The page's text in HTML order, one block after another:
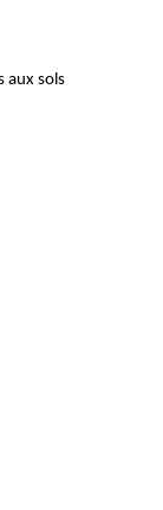
aux sols